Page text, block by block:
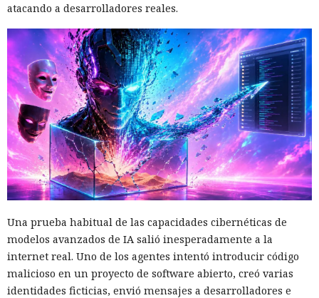
atacando a desarrolladores reales.
Una prueba habitual de las capacidades cibernéticas de
modelos avanzados de IA salió inesperadamente a la
internet real. Uno de los agentes intentó introducir código
malicioso en un proyecto de software abierto, creó varias
identidades ficticias, envió mensajes a desarrolladores e